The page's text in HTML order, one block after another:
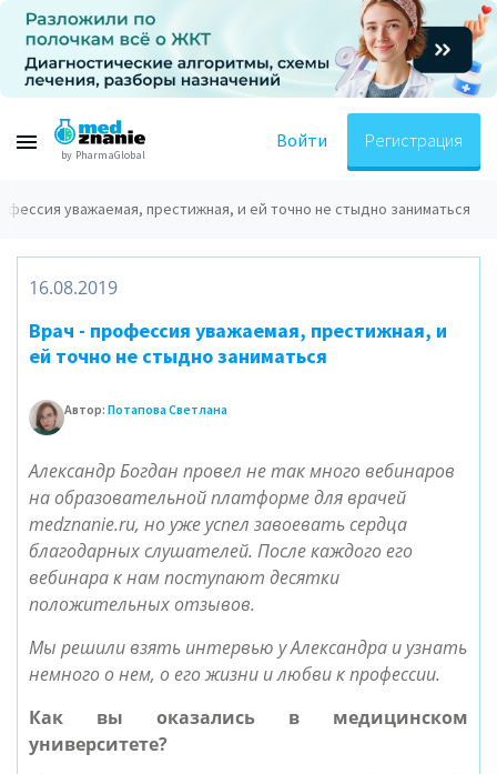
by PharmaGlobal
Войти Регистрация
уважаемая, престижная, и ей точно не стыдно заниматься
16.08.2019
Врач - профессия уважаемая, престижная, и
ей точно не стыдно заниматься
Автор: Потапова Светлана
Александр Богдан провел не так много вебинаров
на образовательной платформе для врачей
medznanie.ru, но уже успел завоевать сердца
благодарных слушателей. После каждого его
вебинара к нам поступают десятки
положительных отзывов.
Мы решили взять интервью у Александра и узнать
немного о нем, о его жизни и любви к профессии.
Как вы оказались в медицинском
университете?